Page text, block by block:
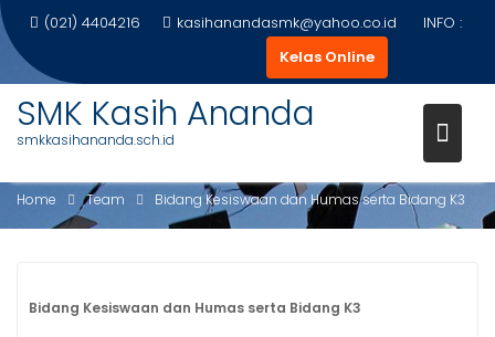
Skip
to
content
(021) 4404216 kasihanandasmk@yahoo.co.id
INFO :
Kelas Online
SMK Kasih Ananda
smkkasihananda.sch.id
BIDANG KESISWAAN DAN
HUMAS SERTA BIDANG K3
Home Team Bidang Kesiswaan dan Humas serta Bidang K3
Bidang Kesiswaan dan Humas serta Bidang K3